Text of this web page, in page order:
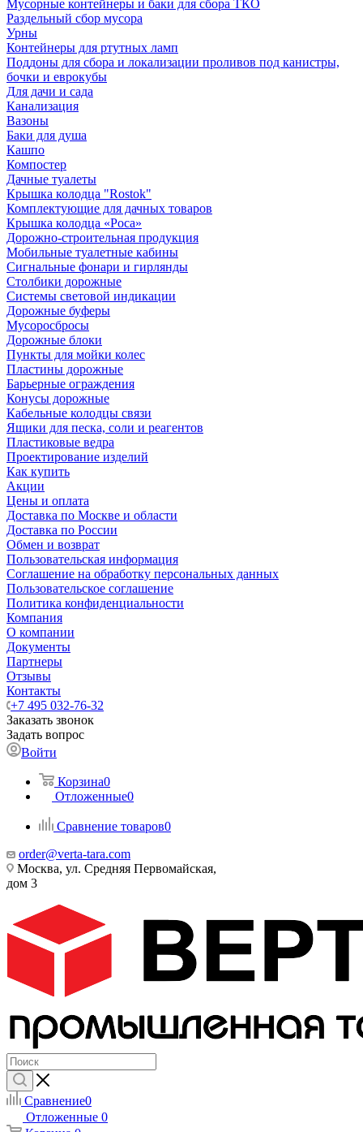
Мусорные контейнеры и баки для сбора ТКО
Раздельный сбор мусора
Урны
Контейнеры для ртутных ламп
Поддоны для сбора и локализации проливов под канистры,
бочки и еврокубы
Для дачи и сада
Канализация
Вазоны
Баки для душа
Кашпо
Компостер
Дачные туалеты
Крышка колодца "Rostok"
Комплектующие для дачных товаров
Крышка колодца «Роса»
Дорожно-строительная продукция
Мобильные туалетные кабины
Сигнальные фонари и гирлянды
Столбики дорожные
Системы световой индикации
Дорожные буферы
Мусоросбросы
Дорожные блоки
Пункты для мойки колес
Пластины дорожные
Барьерные ограждения
Конусы дорожные
Кабельные колодцы связи
Ящики для песка, соли и реагентов
Пластиковые ведра
Проектирование изделий
Как купить
Акции
Цены и оплата
Доставка по Москве и области
Доставка по России
Обмен и возврат
Пользовательская информация
Соглашение на обработку персональных данных
Пользовательское соглашение
Политика конфиденциальности
Компания
О компании
Документы
Партнеры
Отзывы
Контакты
+7 495 032-76-32
Заказать звонок
Задать вопрос
Войти
Корзина0
Отложенные0
Сравнение товаров0
order@verta-tara.com
Москва, ул. Средняя Первомайская,
дом 3
Сравнение0
Отложенные 0